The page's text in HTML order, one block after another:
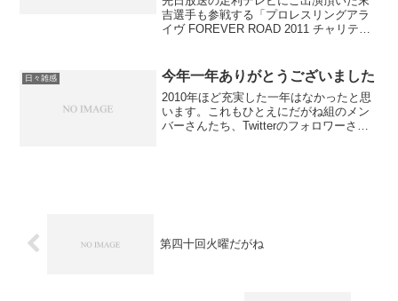
吉選手も参戦する「プロレスリングアラ
イヴ FOREVER ROAD 2011 チャリティ
幕とシャンデリアとプロレスリングが同
居する不...
日々雑感 今年一年ありがとうございました
2010年ほど充実した一年はなかったと思
います。これもひとえにだがね組のメン
バーさんたち、Twitterのフォロワーさん
第四十回火曜だがね